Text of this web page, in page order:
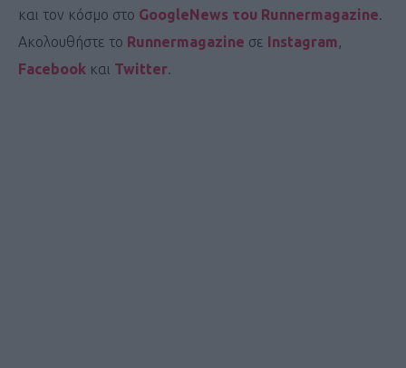
και τον κόσμο στο GoogleNews του Runnermagazine
Ακολουθήστε το Runnermagazine σε Instagram
Facebook και Twitter